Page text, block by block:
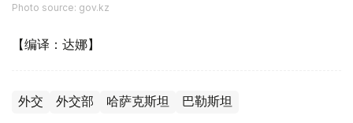
Photo source: gov.kz
【编译：达娜】
外交 外交部 哈萨克斯坦 巴勒斯坦